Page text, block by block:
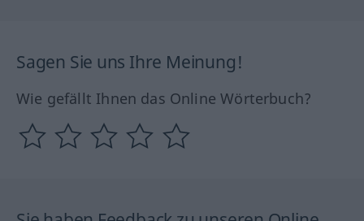
Sagen Sie uns Ihre Meinung!
Wie gefällt Ihnen das Online Wörterbuch?